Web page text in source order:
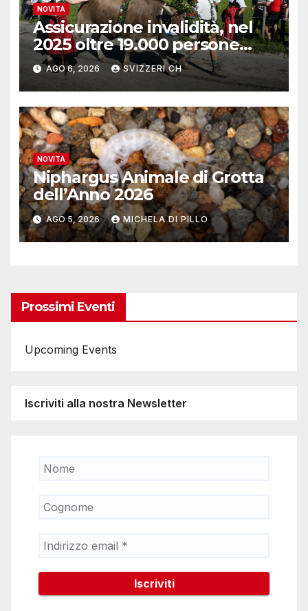
NOVITÀ
Assicurazione invalidità, nel
2025 oltre 19.000 persone
reinserite nel mercato del
lavoro
AGO 6, 2026 SVIZZERI CH
NOVITÀ
Niphargus Animale di Grotta
dell’Anno 2026
AGO 5, 2026 MICHELA DI PILLO
Prossimi Eventi
Upcoming Events
Iscriviti alla nostra Newsletter